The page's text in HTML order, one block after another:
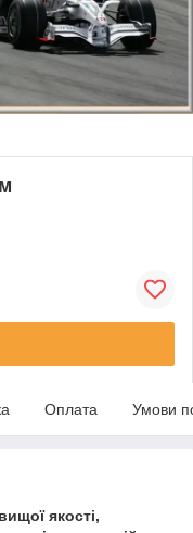
Оплата Умови
якості,